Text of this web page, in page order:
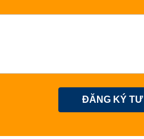
ĐĂNG KÝ TƯ